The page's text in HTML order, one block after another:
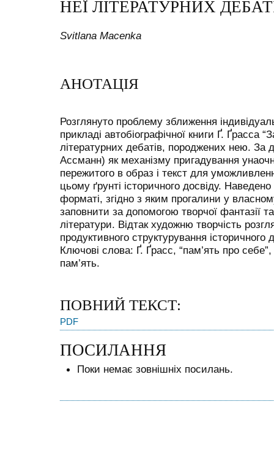
НЕЇ ЛІТЕРАТУРНИХ
Svitlana Macenka
АНОТАЦІЯ
Розглянуто проблему зближення
прикладі автобіографічної книги Ґ. Ґрасса
літературних дебатів, породжених нею. За
Ассманн) як механізму пригадування
пережитого в образ і текст для
цьому ґрунті історичного досвіду. Наведено
форматі, згідно з яким прогалини у
заповнити за допомогою творчої фантазії
літератури. Відтак художню творчість
продуктивного структурування історичного
Ключові слова: Ґ. Ґрасс, “пам’ять про
пам’ять.
ПОВНИЙ ТЕКСТ:
PDF
ПОСИЛАННЯ
Поки немає зовнішніх посилань.